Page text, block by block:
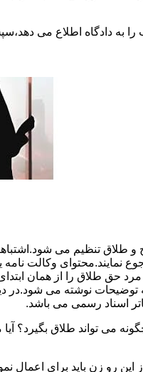
را به دادگاه اطلاع می
طلاق تنظیم می
نمایند.محتوای وکالت نامه
مرد حق طلاق را از همان
نوشته می شود.در
اسناد رسمی می باشد.
تواند طلاق بگیرد؟ آیا
این رو زن باید برای اعمال